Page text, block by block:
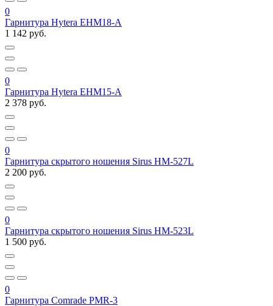
0
Гарнитура Hytera EHM18-A
1 142 руб.
0
Гарнитура Hytera EHM15-A
2 378 руб.
0
Гарнитура скрытого ношения Sirus HM-527L
2 200 руб.
0
Гарнитура скрытого ношения Sirus HM-523L
1 500 руб.
0
Гарнитура Comrade PMR-3